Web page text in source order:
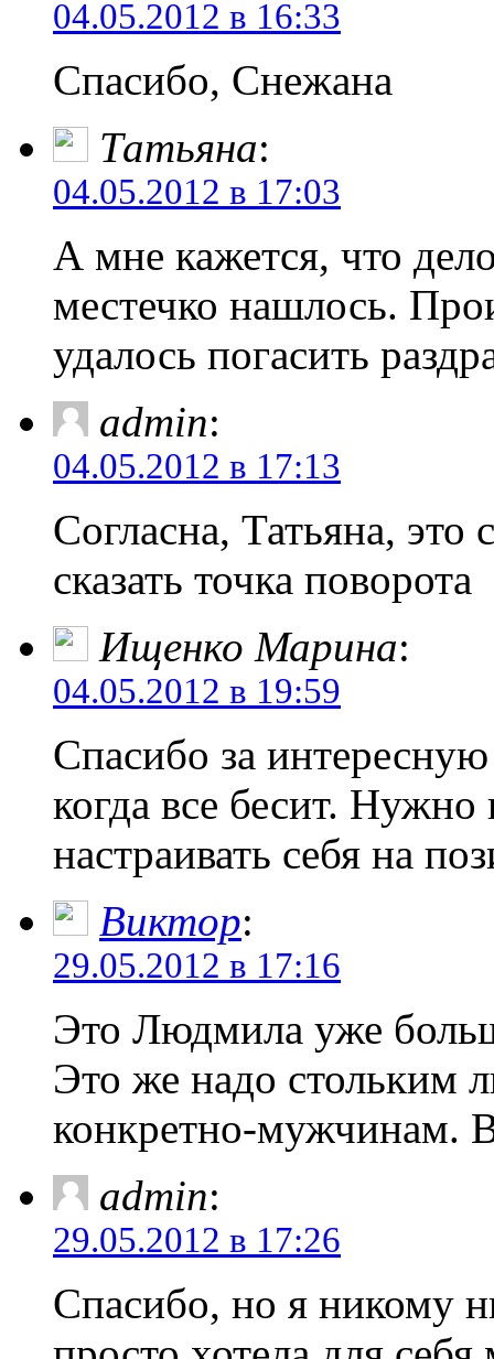
04.05.2012 в 16:33
Спасибо, Снежана
Татьяна:
04.05.2012 в 17:03
А мне кажется, что
местечко нашлось.
удалось погасить
admin:
04.05.2012 в 17:13
Согласна, Татьяна,
сказать точка поворота
Ищенко Марина:
04.05.2012 в 19:59
Спасибо за
когда все бесит.
настраивать себя на
Виктор:
29.05.2012 в 17:16
Это Людмила уже
Это же надо стольким
конкретно-мужчинам.
admin:
29.05.2012 в 17:26
Спасибо, но я никому